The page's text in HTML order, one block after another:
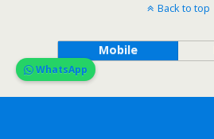
Back to top
Mobile
WhatsApp